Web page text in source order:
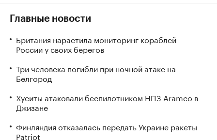
Главные новости
Британия нарастила мониторинг кораблей
России у своих берегов
Три человека погибли при ночной атаке на
Белгород
Хуситы атаковали беспилотником НПЗ Aramco в
Джизане
Финляндия отказалась передать Украине ракеты
Patriot